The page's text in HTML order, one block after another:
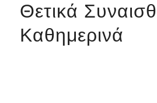
Θετικά
Καθημερινά